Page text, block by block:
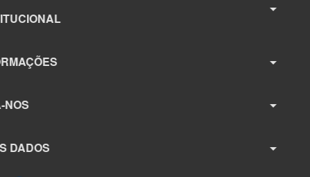
arrow_drop_down
arrow_drop_down
NOS arrow_drop_down
DADOS arrow_drop_down